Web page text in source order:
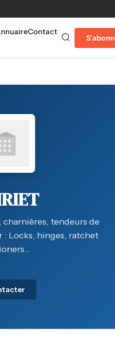
Contact
charnières, tendeurs de
Locks, hinges, ratchet